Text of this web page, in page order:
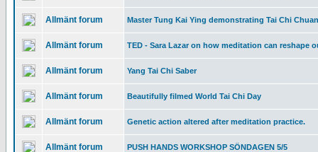
Allmänt forum Master Tung Kai Ying demonstrating Tai Chi Chuan
Allmänt forum TED - Sara Lazar on how meditation can reshape
Allmänt forum Yang Tai Chi Saber
Allmänt forum Beautifully filmed World Tai Chi Day
Allmänt forum Genetic action altered after meditation practice.
Allmänt forum PUSH HANDS WORKSHOP SÖNDAGEN 5/5